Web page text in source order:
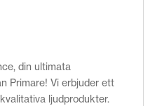
din ultimata
Primare! Vi erbjuder ett
ljudprodukter.